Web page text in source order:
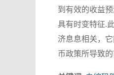
到有效的收益
具有时变特征.
济息息相关，
币政策所导致